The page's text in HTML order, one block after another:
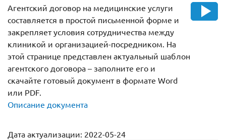
Агентский договор на медицинские услуги
составляется в простой письменной форме и
закрепляет условия сотрудничества между
клиникой и организацией-посредником. На
этой странице представлен актуальный шаблон
агентского договора – заполните его и
скачайте готовый документ в формате Word
или PDF.
Описание документа
Дата актуализации: 2022-05-24